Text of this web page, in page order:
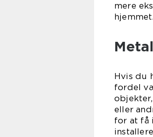
mere
Hvis du
fordel
eller
for at få